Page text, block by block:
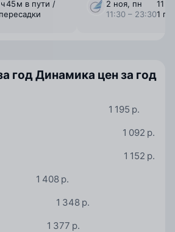
⁠ч 45 ⁠м в пути /
2 ноя, пн
11:30 – 23:30
11 ⁠ч
1
годДинамика цен за год
1 195 р.
1 092 р.
1 152 р.
1 408 р.
1 348 р.
1 377 р.